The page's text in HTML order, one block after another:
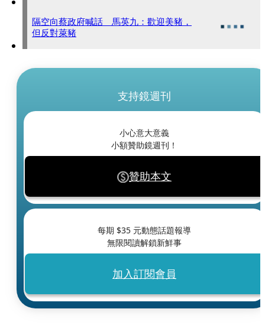
隔空向蔡政府喊話 馬英九：歡迎美豬，
但反對萊豬
支持鏡週刊
小心意大意義
小額贊助鏡週刊！
贊助本文
每期 $35 元動態話題報導
無限閱讀解鎖新鮮事
加入訂閱會員